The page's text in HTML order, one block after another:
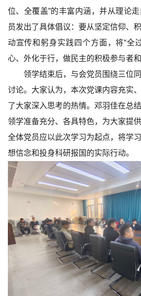
位、全覆盖”的丰富内涵，并从理论
员发出了具体倡议：要从坚定信仰、
动宣传和躬身实践四个方面，将“全
心、外化于行，做民主的积极参与者和
领学结束后，与会党员围绕三位
讨论。大家认为，本次党课内容充实
了大家深入思考的热情。邓羽佳在总
领学准备充分、各具特色，为大家提
全体党员应以此次学习为起点，将学
想信念和投身科研报国的实际行动。